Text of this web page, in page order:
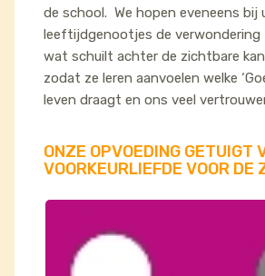
de school. We hopen eveneens bij
leeftijdgenootjes de verwondering
wat schuilt achter de zichtbare
zodat ze leren aanvoelen welke
leven draagt en ons veel
ONZE OPVOEDING GETUIGT
VOORKEURLIEFDE VOOR DE